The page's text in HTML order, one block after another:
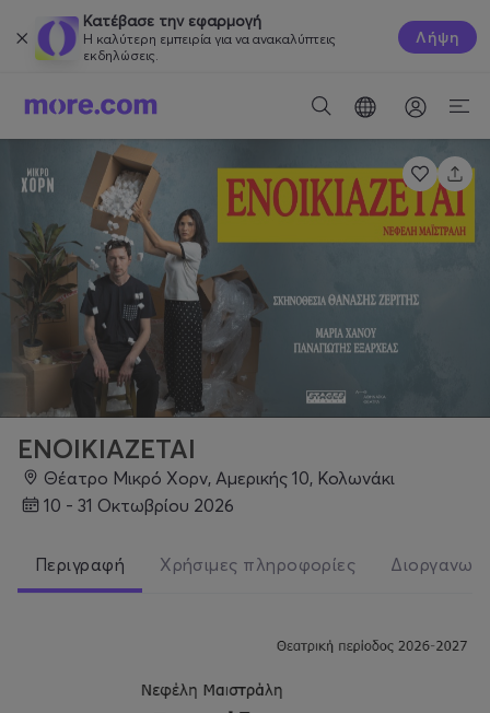
Κατέβασε την εφαρμογή
Η καλύτερη εμπειρία για να ανακαλύπτεις
εκδηλώσεις.
Λήψη
ΕΝΟΙΚΙΑΖΕΤΑΙ
Θέατρο Μικρό Χορν, Αμερικής 10, Κολωνάκι
10 - 31 Οκτωβρίου 2026
Περιγραφή Χρήσιμες πληροφορίες